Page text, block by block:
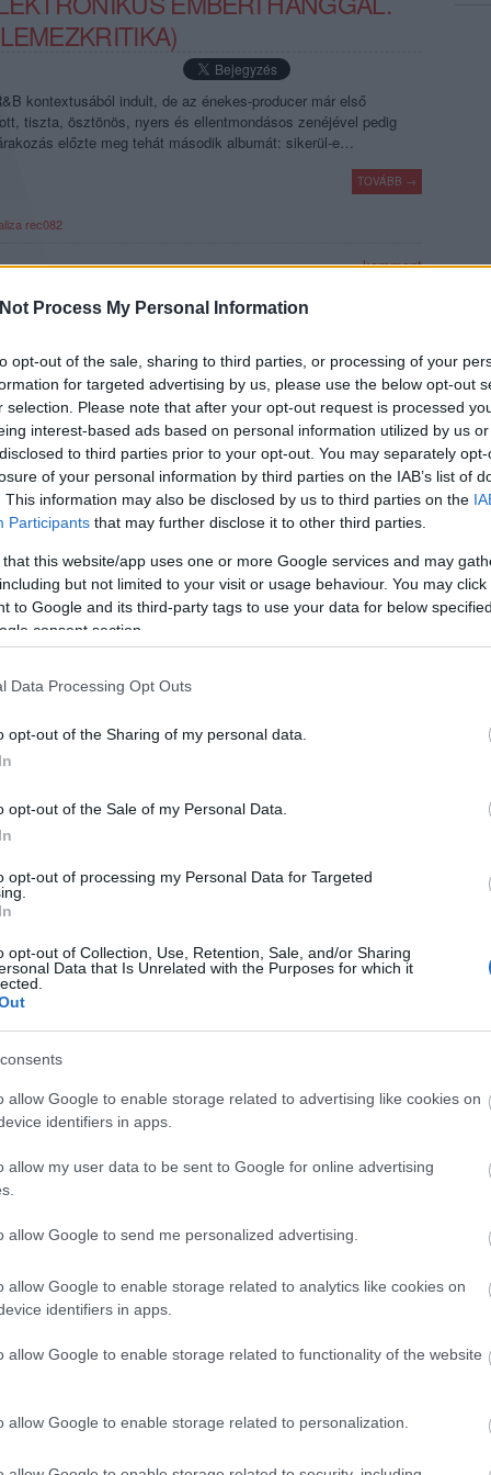
Process My Personal Information
opt-out of the sale, sharing to third parties, or processing of your
for targeted advertising by us, please use the below opt-out
selection. Please note that after your opt-out request is processed
interest-based ads based on personal information utilized by us
to third parties prior to your opt-out. You may separately
of your personal information by third parties on the IAB’s list of
This information may also be disclosed by us to third parties on the
Participants that may further disclose it to other third parties.
that this website/app uses one or more Google services and may
but not limited to your visit or usage behaviour. You may
to Google and its third-party tags to use your data for below
consent section.
Data Processing Opt Outs
opt-out of the Sharing of my personal data.
opt-out of the Sale of my Personal Data.
opt-out of processing my Personal Data for Targeted
opt-out of Collection, Use, Retention, Sale, and/or Sharing
Data that Is Unrelated with the Purposes for which it
allow Google to enable storage related to advertising like cookies on
identifiers in apps.
allow my user data to be sent to Google for online advertising
allow Google to send me personalized advertising.
allow Google to enable storage related to analytics like cookies on
identifiers in apps.
allow Google to enable storage related to functionality of the website
allow Google to enable storage related to personalization.
kontextusából indult, de az énekes-producer már első
tiszta, ösztönös, nyers és ellentmondásos zenéjével pedig
előzte meg tehát második albumát: sikerül-e…
TOVÁBB →
rec082
komment
- MAKAY ANNA (MA'AM)
ÚJ LEMEZÉT.
es cím nélküli első lemezén sikerrel ötvözte az éteri dallamokat
és dubbal, az újságírók pedig hamar kikiáltották őt az új
A folytatás (Inner Song) kritikájára ezért mi is egy hozzá(juk)
TOVÁBB →
elektronikaprofül kelly lee owens
GERENDÁJA ÉLVEZI A NŐK
olyan kevésbé ismert filmekre hívjuk fel a figyelmet, amiket
jutna eszedbe megnézni. Ez a cikk először a Recorder
meg.
tuliodal a tűzpiros virágról
ALAN BRAUFMAN: THE
vel, Carla Bey-jel és David Lee-vel is, egészen pár évvel
a nevét, ki ő? Igen, Alan Braufman, aki 69 évesen tért
egyik legjobb…